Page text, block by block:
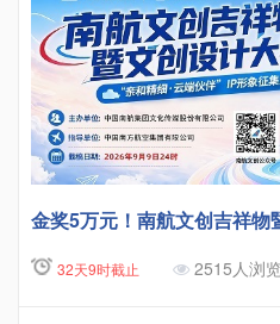
金奖5万元！南航文创吉祥物
32天9时截止 2515人浏